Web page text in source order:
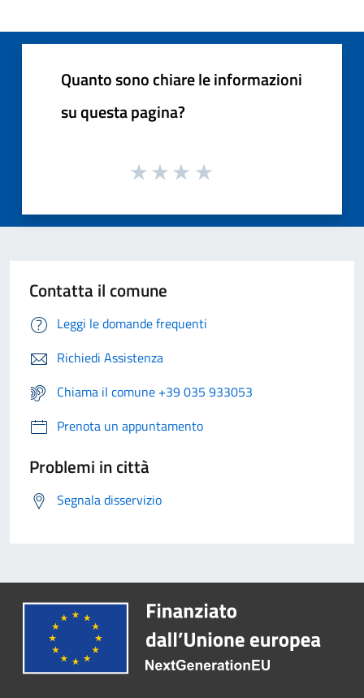
Quanto sono chiare le informazioni
su questa pagina?
Contatta il comune
Leggi le domande frequenti
Richiedi Assistenza
Chiama il comune +39 035 933053
Prenota un appuntamento
Problemi in città
Segnala disservizio